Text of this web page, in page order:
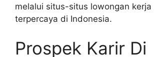
melalui situs-situs lowongan kerja
terpercaya di Indonesia.
Prospek Karir Di